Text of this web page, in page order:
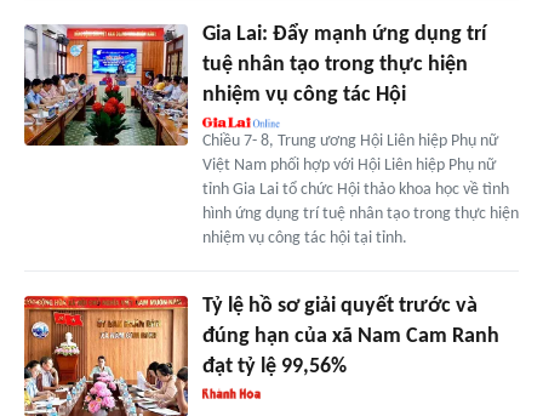
Gia Lai: Đẩy mạnh ứng dụng trí
tuệ nhân tạo trong thực hiện
nhiệm vụ công tác Hội
Chiều 7- 8, Trung ương Hội Liên hiệp Phụ nữ
Việt Nam phối hợp với Hội Liên hiệp Phụ nữ
tỉnh Gia Lai tổ chức Hội thảo khoa học về tình
hình ứng dụng trí tuệ nhân tạo trong thực hiện
nhiệm vụ công tác hội tại tỉnh.
Tỷ lệ hồ sơ giải quyết trước và
đúng hạn của xã Nam Cam Ranh
đạt tỷ lệ 99,56%